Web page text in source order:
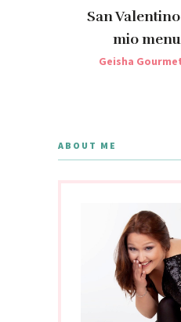
San
mio
Geisha
ABOUT ME